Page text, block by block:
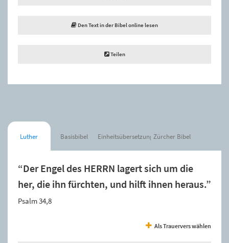
Den Text in der Bibel online lesen
Teilen
Luther Basisbibel Einheitsübersetzung Zürcher Bibel
“Der Engel des HERRN lagert sich um die
her, die ihn fürchten, und hilft ihnen heraus.”
Psalm 34,8
Als Trauervers wählen